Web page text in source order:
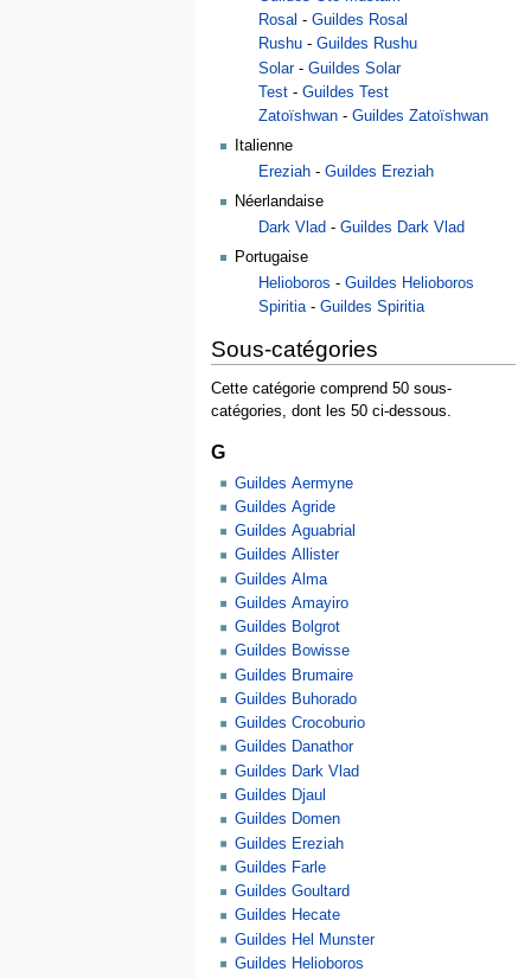
Rosal -Guildes Rosal
Rushu -Guildes Rushu
Solar-Guildes Solar
Test -Guildes Test
Zatoïshwan -Guildes Zatoïshwan
Italienne
Ereziah -Guildes Ereziah
Néerlandaise
Dark Vlad -Guildes Dark Vlad
Portugaise
Helioboros -Guildes Helioboros
Spiritia-Guildes Spiritia
Sous-catégories
Cette catégorie comprend 50 sous-
catégories, dont les 50 ci-dessous.
G
Guildes Aermyne
Guildes Agride
Guildes Aguabrial
Guildes Allister
Guildes Alma
Guildes Amayiro
Guildes Bolgrot
Guildes Bowisse
Guildes Brumaire
Guildes Buhorado
Guildes Crocoburio
Guildes Danathor
Guildes Dark Vlad
Guildes Djaul
Guildes Domen
Guildes Ereziah
Guildes Farle
Guildes Goultard
Guildes Hecate
Guildes Hel Munster
Guildes Helioboros